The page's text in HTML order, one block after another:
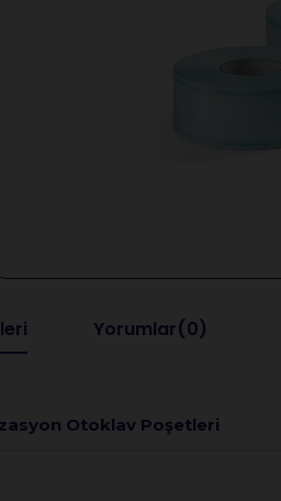
Yorumlar(0)
Otoklav Poşetleri